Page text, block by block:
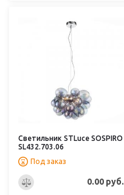
Светильник STLuce SOSPIRO
SL432.703.06
Под заказ
0.00 руб.